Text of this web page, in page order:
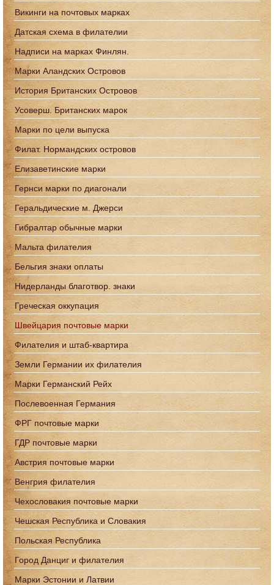
Викинги на почтовых марках
Датская схема в филателии
Надписи на марках Финлян.
Марки Аландских Островов
История Британских Островов
Усоверш. Британских марок
Марки по цели выпуска
Филат. Нормандских островов
Елизаветинские марки
Гернси марки по диагонали
Геральдические м. Джерси
Гибралтар обычные марки
Мальта филателия
Бельгия знаки оплаты
Нидерланды благотвор. знаки
Греческая оккупация
Швейцария почтовые марки
Филателия и штаб-квартира
Земли Германии их филателия
Марки Германский Рейх
Послевоенная Германия
ФРГ почтовые марки
ГДР почтовые марки
Австрия почтовые марки
Венгрия филателия
Чехословакия почтовые марки
Чешская Республика и Словакия
Польская Республика
Город Данциг и филателия
Марки Эстонии и Латвии